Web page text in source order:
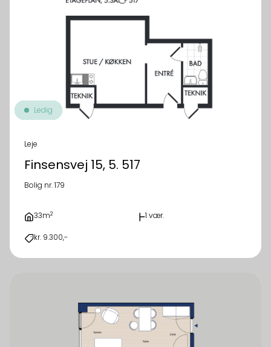
Ledig
Leje
Finsensvej 15, 5. 517
Bolig nr. 179
33m2 1 vær.
kr. 9.300,-